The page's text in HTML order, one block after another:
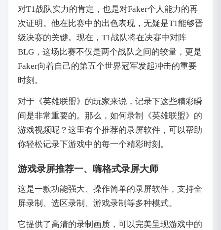
对T1战队实力的肯定，也是对Faker个人能力的再
次证明。他在比赛中的出色表现，无疑是T1能够晋
级决赛的关键。现在，T1战队将在决赛中对阵
BLG，这场比赛不仅是两个战队之间的较量，更是
Faker向着自己的第五个世界冠军发起冲击的重要
时刻。
对于《英雄联盟》的玩家来说，记录下这些精彩瞬
间是非常重要的。那么，如何录制《英雄联盟》的
游戏视频呢？这里有个推荐的录屏软件，可以帮助
你轻松记录下游戏中的每一个精彩时刻。
游戏录屏推荐一、 嗨格式录屏大师
这是一款功能强大、操作简单的录屏软件，支持全
屏录制、选区录制、游戏录制等多种模式。
它提供了高清的录制画质，可以完美呈现游戏中的